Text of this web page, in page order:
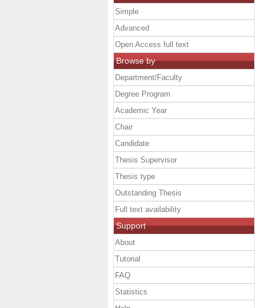
Simple
Advanced
Open Access full text
Browse by
Department/Faculty
Degree Program
Academic Year
Chair
Candidate
Thesis Supervisor
Thesis type
Outstanding Thesis
Full text availability
Support
About
Tutorial
FAQ
Statistics